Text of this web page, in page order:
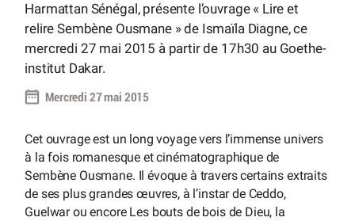
Harmattan Sénégal, présente l’ouvrage « Lire et
relire Sembène Ousmane » de Ismaïla Diagne, ce
mercredi 27 mai 2015 à partir de 17h30 au Goethe-
institut Dakar.
Mercredi 27 mai 2015
Cet ouvrage est un long voyage vers l’immense univers
à la fois romanesque et cinématographique de
Sembène Ousmane. Il évoque à travers certains extraits
de ses plus grandes œuvres, à l’instar de Ceddo,
Guelwar ou encore Les bouts de bois de Dieu, la